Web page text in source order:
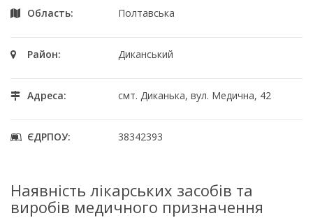
Область: Полтавська
Район: Диканський
Адреса: смт. Диканька, вул. Медична, 42
ЄДРПОУ: 38342393
Наявність лікарських засобів та
виробів медичного призначення